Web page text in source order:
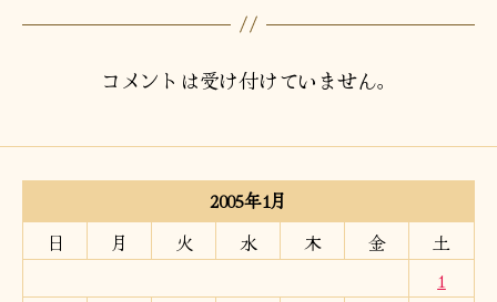
コメントは受け付けていません。
2005年1月
日
月 火 水 木 金
土
1